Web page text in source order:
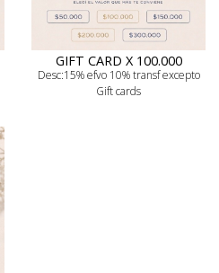
GIFT CARD X 100.000
Desc:15% efvo 10% transf excepto
Gift cards